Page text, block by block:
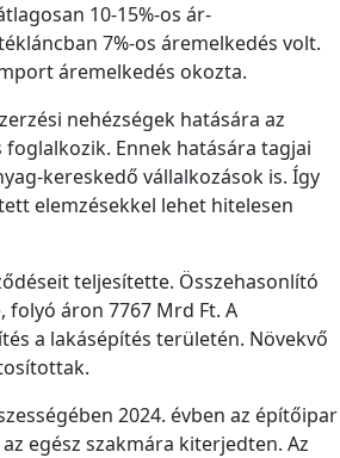
10-15%-os ár-
7%-os áremelkedés volt.
áremelkedés okozta.
nehézségek hatására az
foglalkozik. Ennek hatására tagjai
kereskedő vállalkozások is. Így
elemzésekkel lehet hitelesen
teljesítette. Összehasonlító
folyó áron 7767 Mrd Ft. A
a lakásépítés területén. Növekvő
2024. évben az építőipar
egész szakmára kiterjedten. Az